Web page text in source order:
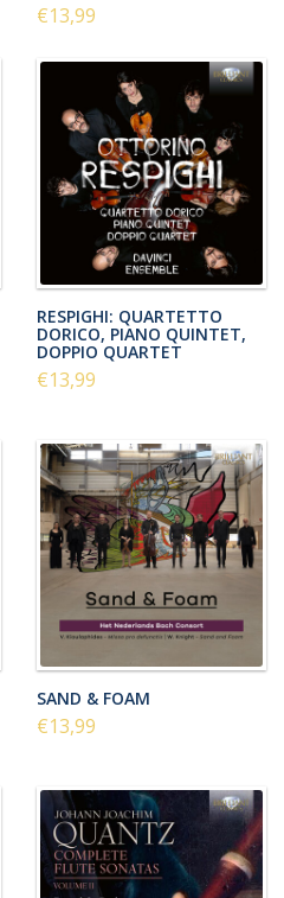
€13,99
RESPIGHI: QUARTETTO
DORICO, PIANO QUINTET,
DOPPIO QUARTET
€13,99
SAND & FOAM
€13,99